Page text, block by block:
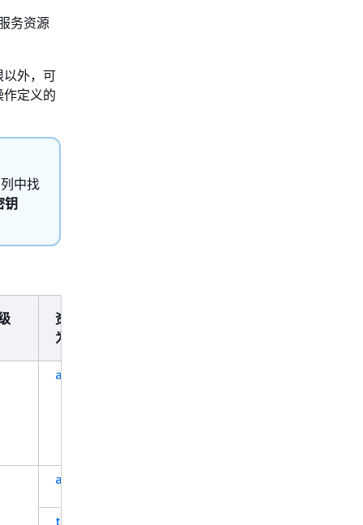
务资源
以外，可
定义的
列中找
钥
资源类型（*
为必需）
asset*
asset*
time-series*